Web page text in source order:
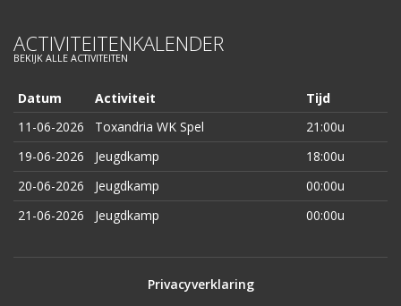
ACTIVITEITENKALENDER
BEKIJK ALLE ACTIVITEITEN
Datum Activiteit
Tijd
11-06-2026
Toxandria WK Spel
21:00u
19-06-2026
Jeugdkamp
18:00u
20-06-2026
Jeugdkamp
00:00u
21-06-2026
Jeugdkamp 00:00u
Privacyverklaring